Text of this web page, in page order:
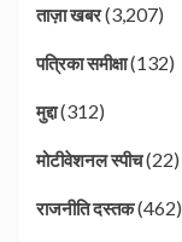
ताज़ा खबर(3,207)
पत्रिका समीक्षा(132)
मुद्दा(312)
मोटीवेशनल स्पीच(22)
राजनीति दस्तक(462)